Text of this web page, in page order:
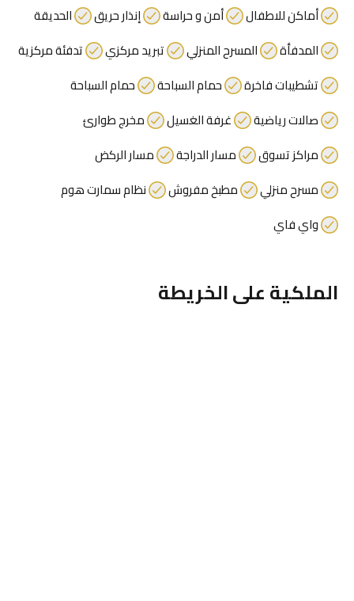
أماكن للاطفال أمن و حراسة إنذار حريق
الحديقة
المدفأة
المسرح المنزلي تبريد مركزي
تدفئة مركزية
تشطيبات فاخرة
حمام السباحة
حمام السباحة
صالات رياضية
غرفة الغسيل
مخرج طوارئ
مراكز تسوق
مسار الدراجة
مسار الركض
مسرح منزلي
مطبخ مفروش
نظام سمارت هوم
واي فاي
الملكية على الخريطة